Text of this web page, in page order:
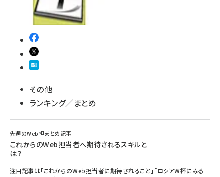
その他
ランキング／まとめ
先週のWeb担まとめ記事
これからのWeb担当者へ期待されるスキルと
は？
注目記事は「これからのWeb担当者に期待されること」「ロシアW杯にみる